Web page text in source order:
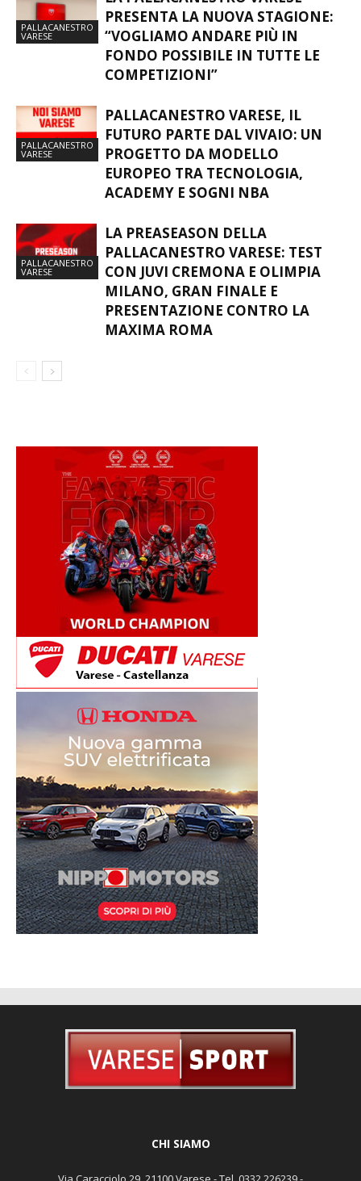
PALLACANESTRO
LA PALLACANESTRO VARESE
PRESENTA LA NUOVA STAGIONE:
“VOGLIAMO ANDARE PIÙ IN
FONDO POSSIBILE IN TUTTE LE
PALLACANESTRO
PALLACANESTRO VARESE, IL
FUTURO PARTE DAL VIVAIO: UN
PROGETTO DA MODELLO
EUROPEO TRA TECNOLOGIA,
PALLACANESTRO
LA PREASEASON DELLA
PALLACANESTRO VARESE: TEST
CON JUVI CREMONA E OLIMPIA
MILANO, GRAN FINALE E
PRESENTAZIONE CONTRO LA